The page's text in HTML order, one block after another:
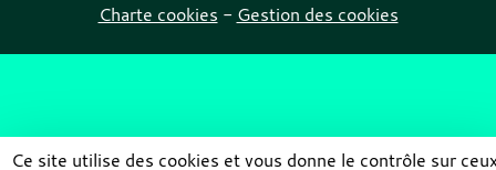
Charte cookies Gestion des cookies
Ce site utilise des cookies et vous donne le contrôle sur